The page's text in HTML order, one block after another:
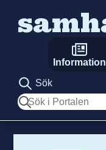
Information
Sök
Sök